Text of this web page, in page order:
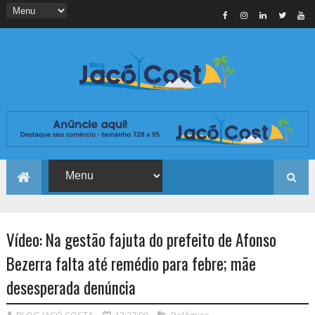
Vídeo: Na gestão fajuta do prefeito de Afonso
Bezerra falta até remédio para febre; mãe
desesperada denúncia